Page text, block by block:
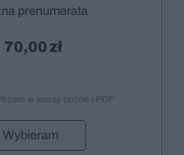
prenumerata
70,00
w wersji online i PDF
Wybieram